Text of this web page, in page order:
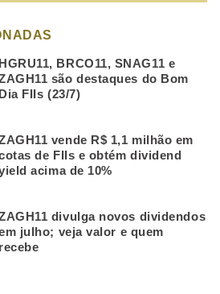
HGRU11, BRCO11, SNAG11 e
são destaques do Bom
Dia FIIs (23/7)
vende R$ 1,1 milhão em
de FIIs e obtém dividend
acima de 10%
divulga novos dividendos
julho; veja valor e quem
recebe